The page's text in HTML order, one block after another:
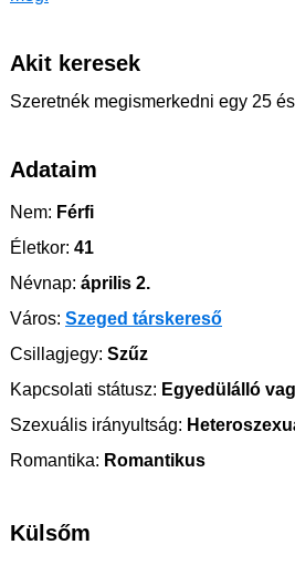
Akit keresek
Szeretnék megismerkedni egy 25
Adataim
Nem: Férfi
Életkor: 41
Névnap: április 2.
Város: Szeged társkereső
Csillagjegy: Szűz
Kapcsolati státusz: Egyedülálló
Szexuális irányultság:
Romantika: Romantikus
Külsőm